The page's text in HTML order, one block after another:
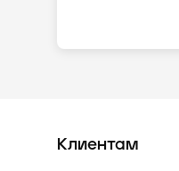
Клиентам